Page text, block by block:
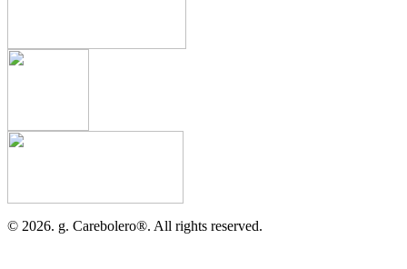
© 2026. g. Carebolero®. All rights reserved.